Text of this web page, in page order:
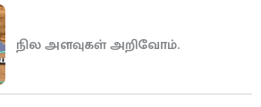
நில அளவுகள் அறிவோம்.